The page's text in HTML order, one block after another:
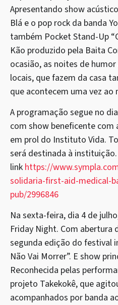
Apresentando show
Blá e o pop rock da banda
também Pocket Stand-Up
Kão produzido pela Baita
ocasião, as noites de
locais, que fazem da casa
que acontecem uma vez ao
A programação segue no
com show beneficente com
em prol do Instituto Vida.
será destinada à
link https://
solidaria-first-aid-medical-
pub/2996846
Na sexta-feira, dia 4 de
Friday Night. Com abertura
segunda edição do festival
Não Vai Morrer”. E show
Reconhecida pelas
projeto Takekokê, que
acompanhados por banda